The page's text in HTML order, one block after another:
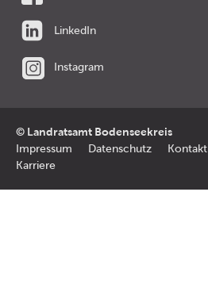
LinkedIn
Instagram
© Landratsamt Bodenseekreis
Impressum Datenschutz Kontakt
Karriere